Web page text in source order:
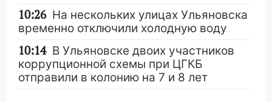
10:26 На нескольких улицах Ульяновска
временно отключили холодную воду
10:14 В Ульяновске двоих участников
коррупционной схемы при ЦГКБ
отправили в колонию на 7 и 8 лет